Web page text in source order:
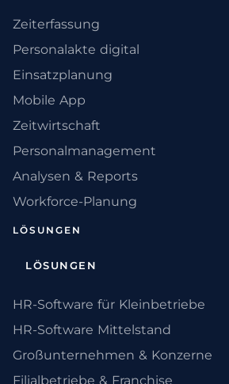
Zeiterfassung
Personalakte digital
Einsatzplanung
Mobile App
Zeitwirtschaft
Personalmanagement
Analysen & Reports
Workforce-Planung
LÖSUNGEN
LÖSUNGEN
HR-Software für Kleinbetriebe
HR-Software Mittelstand
Großunternehmen & Konzerne
Filialbetriebe & Franchise